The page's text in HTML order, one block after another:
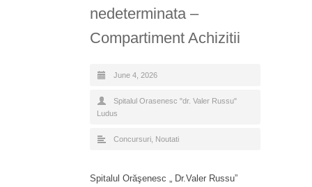
nedeterminata –
Compartiment Achizitii
June 4, 2026
Spitalul Orasenesc "dr. Valer Russu"
Ludus
Concursuri Noutati
Spitalul Orăşenesc „ Dr.Valer Russu”